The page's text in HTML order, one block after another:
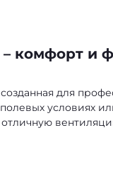
комфорт и
для
условиях
отличную